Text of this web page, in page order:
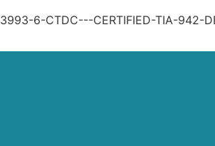
3993-6-CTDC---CERTIFIED-TIA-942-